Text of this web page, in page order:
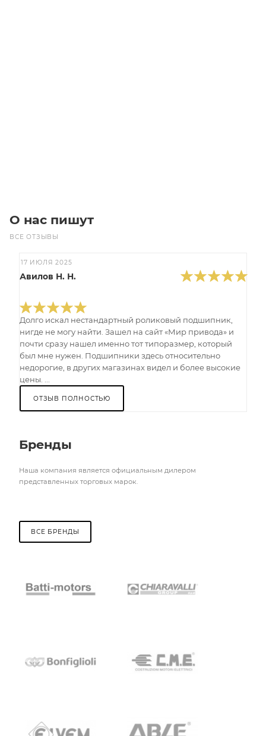
О нас пишут
ВСЕ ОТЗЫВЫ
17 ИЮЛЯ 2025
Авилов Н. Н.
Долго искал нестандартный роликовый подшипник,
нигде не могу найти. Зашел на сайт «Мир привода» и
почти сразу нашел именно тот типоразмер, который
был мне нужен. Подшипники здесь относительно
недорогие, в других магазинах видел и более высокие
цены. ...
ОТЗЫВ ПОЛНОСТЬЮ
Бренды
Наша компания является официальным дилером
представленных торговых марок.
ВСЕ БРЕНДЫ